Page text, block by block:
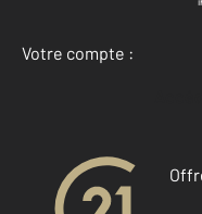
Votre compte :